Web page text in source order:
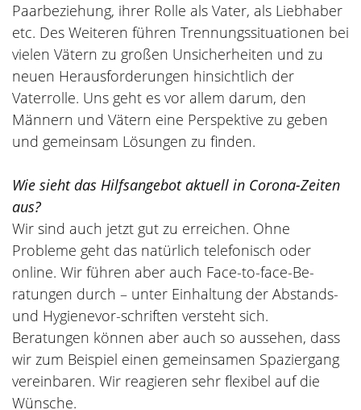
Paarbeziehung, ihrer Rolle als Vater, als Liebhaber
etc. Des Weiteren führen Trennungssituationen bei
vielen Vätern zu großen Unsicherheiten und zu
neuen Herausforderungen hinsichtlich der
Vaterrolle. Uns geht es vor allem darum, den
Männern und Vätern eine Perspektive zu geben
und gemeinsam Lösungen zu finden.
Wie sieht das Hilfsangebot aktuell in Corona-Zeiten
aus?
Wir sind auch jetzt gut zu erreichen. Ohne
Probleme geht das natürlich telefonisch oder
online. Wir führen aber auch Face-to-face-Be-
ratungen durch – unter Einhaltung der Abstands-
und Hygienevor-schriften versteht sich.
Beratungen können aber auch so aussehen, dass
wir zum Beispiel einen gemeinsamen Spaziergang
vereinbaren. Wir reagieren sehr flexibel auf die
Wünsche.